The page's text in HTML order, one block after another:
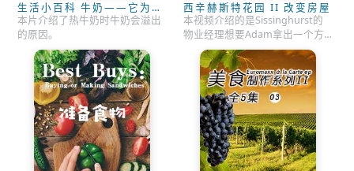
生活小百科 牛奶——它为什
么溢出
本片介绍了热牛奶时牛奶会溢出
的原因。
西辛赫斯特花园 II 改变房屋
本视频介绍的是Sissinghurst的
物业经理想要Adam拿出一个方
案来改变房子前面的这块区域。